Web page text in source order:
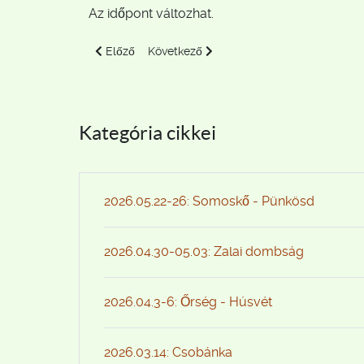
Az időpont változhat.
Előző cikk: 2016.03.12-15. Bükkszentkereszt környéke
Előző Következő cikk: 2016.01.16. Nagykovácsi
Következő
Kategória cikkei
2026.05.22-26: Somoskő - Pünkösd
2026.04.30-05.03: Zalai dombság
2026.04.3-6: Őrség - Húsvét
2026.03.14: Csobánka